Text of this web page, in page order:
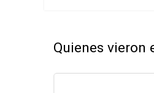
Quienes vieron